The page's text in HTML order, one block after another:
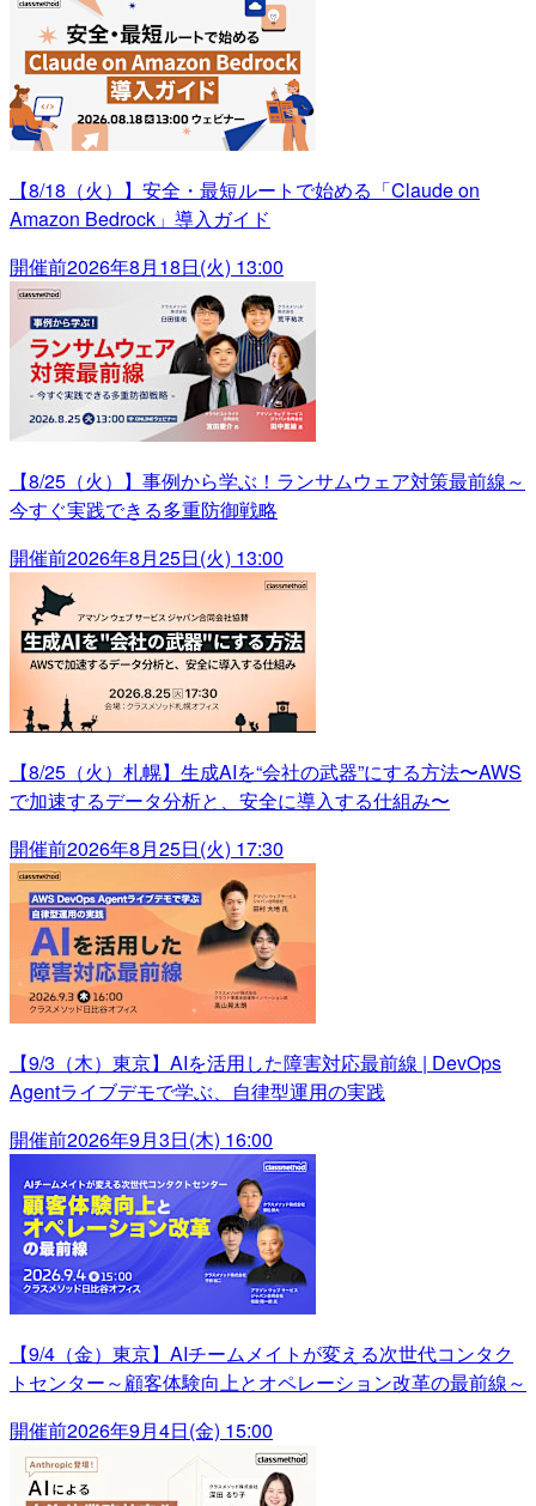
【8/18（火）】安全・最短ルートで始める「Claude on
Amazon Bedrock」導入ガイド
開催前2026年8月18日(火) 13:00
【8/25（火）】事例から学ぶ！ランサムウェア対策最前線～
今すぐ実践できる多重防御戦略
開催前2026年8月25日(火) 13:00
【8/25（火）札幌】生成AIを“会社の武器”にする方法〜AWS
で加速するデータ分析と、安全に導入する仕組み〜
開催前2026年8月25日(火) 17:30
【9/3（木）東京】AIを活用した障害対応最前線 | DevOps
Agentライブデモで学ぶ、自律型運用の実践
開催前2026年9月3日(木) 16:00
【9/4（金）東京】AIチームメイトが変える次世代コンタク
トセンター～顧客体験向上とオペレーション改革の最前線～
開催前2026年9月4日(金) 15:00